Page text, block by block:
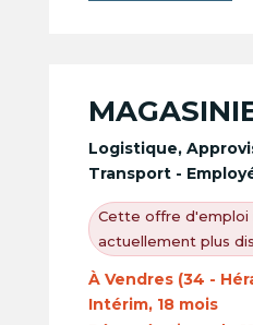
Logistique,
Transport -
Cette offre d'emploi
actuellement plus
À Vendres (34 -
Intérim, 18 mois